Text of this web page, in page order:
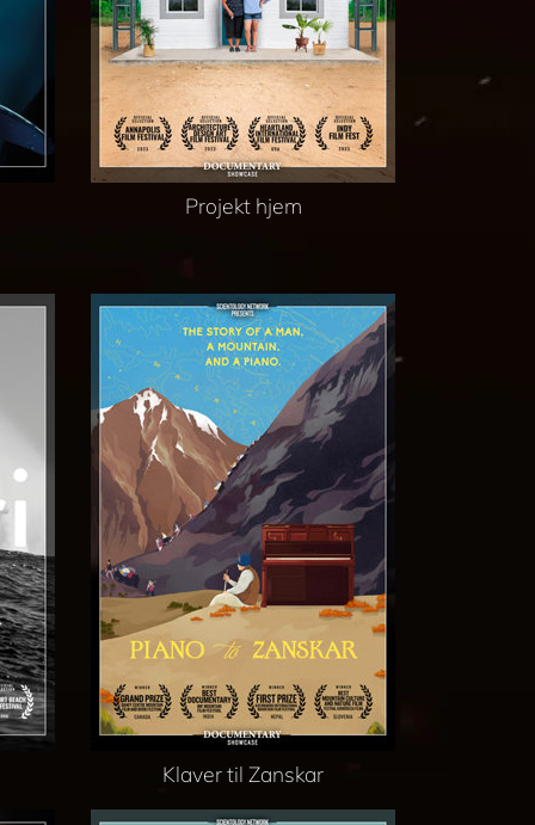
Projekt hjem
Klaver til Zanskar